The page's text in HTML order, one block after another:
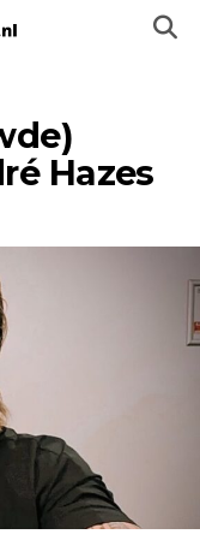
Hazes